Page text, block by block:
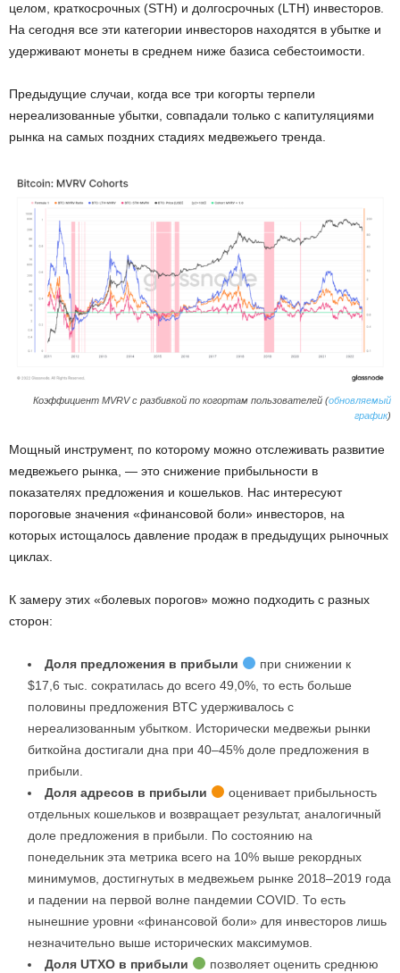
целом, краткосрочных (STH) и долгосрочных (LTH) инвесторов.
На сегодня все эти категории инвесторов находятся в убытке и
удерживают монеты в среднем ниже базиса себестоимости.
Предыдущие случаи, когда все три когорты терпели
нереализованные убытки, совпадали только с капитуляциями
рынка на самых поздних стадиях медвежьего тренда.
Коэффициент MVRV с разбивкой по когортам пользователей (обновляемый
график)
Мощный инструмент, по которому можно отслеживать развитие
медвежьего рынка, — это снижение прибыльности в
показателях предложения и кошельков. Нас интересуют
пороговые значения «финансовой боли» инвесторов, на
которых истощалось давление продаж в предыдущих рыночных
циклах.
К замеру этих «болевых порогов» можно подходить с разных
сторон:
Доля предложения в прибыли
при снижении к
$17,6 тыс. сократилась до всего 49,0%, то есть больше
половины предложения BTC удерживалось с
нереализованным убытком. Исторически медвежьи рынки
биткойна достигали дна при 40–45% доле предложения в
прибыли.
Доля адресов в прибыли
оценивает прибыльность
отдельных кошельков и возвращает результат, аналогичный
доле предложения в прибыли. По состоянию на
понедельник эта метрика всего на 10% выше рекордных
минимумов, достигнутых в медвежьем рынке 2018–2019 года
и падении на первой волне пандемии COVID. То есть
нынешние уровни «финансовой боли» для инвесторов лишь
незначительно выше исторических максимумов.
Доля UTXO в прибыли
позволяет оценить среднюю